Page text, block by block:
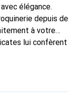
élégance.
depuis de
à votre
lui confèrent
à
clientèle